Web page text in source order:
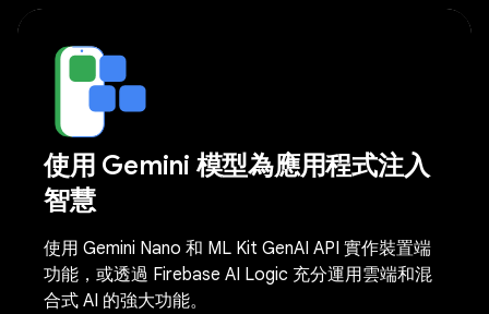
使用 Gemini 模型為應用程式注入
智慧
使用 Gemini Nano 和 ML Kit GenAI API 實作裝置端
功能，或透過 Firebase AI Logic 充分運用雲端和混
合式 AI 的強大功能。